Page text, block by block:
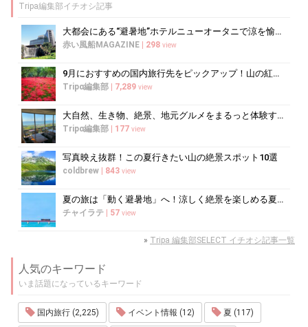
Tripa編集部イチオシ記事
大都会にある“避暑地”ホテルニューオータニで涼を愉しむ
赤い風船MAGAZINE | 298 view
9月におすすめの国内旅行先をピックアップ！山の紅葉絶景や果物狩りも
Tripα編集部 | 7,289 view
大自然、生き物、絶景、地元グルメをまるっと体験する「湘南西エリア」
Tripα編集部 | 177 view
写真映え抜群！この夏行きたい山の絶景スポット10選
coldbrew | 843 view
夏の旅は「動く避暑地」へ！涼しく絶景を楽しめる夏に乗りたいローカル線10選
チャイラテ | 57 view
» Tripa 編集部SELECT イチオシ記事一覧
人気のキーワード
いま話題になっているキーワード
国内旅行 (2,225) イベント情報 (12) 夏 (117)